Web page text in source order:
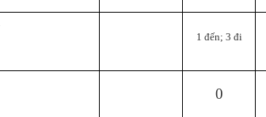
1 đến; 3 đi
0